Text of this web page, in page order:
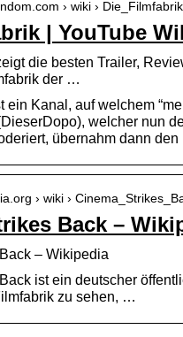
› wiki › Die_Filmfabrik
| YouTube
die besten Trailer,
der …
ein Kanal, auf welchem
welcher nun
übernahm dann
› wiki ›
Back –
– Wikipedia
ist ein deutscher
zu sehen, …